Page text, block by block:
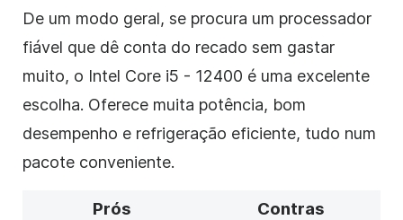
De um modo geral, se procura um processador
fiável que dê conta do recado sem gastar
muito, o Intel Core i5 - 12400 é uma excelente
escolha. Oferece muita potência, bom
desempenho e refrigeração eficiente, tudo num
pacote conveniente.
Prós Contras